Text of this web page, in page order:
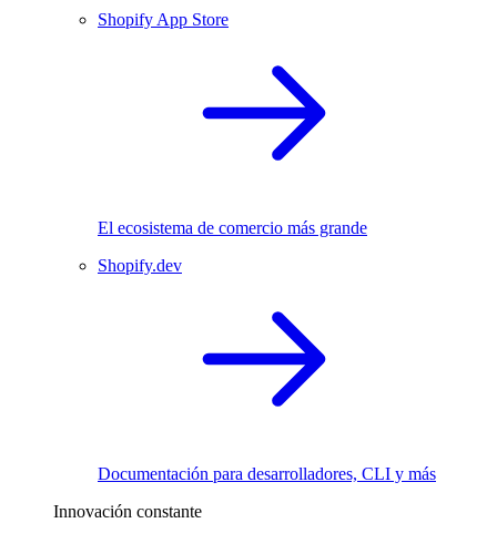
Shopify App Store
El ecosistema de comercio más grande
Shopify.dev
Documentación para desarrolladores, CLI y más
Innovación constante